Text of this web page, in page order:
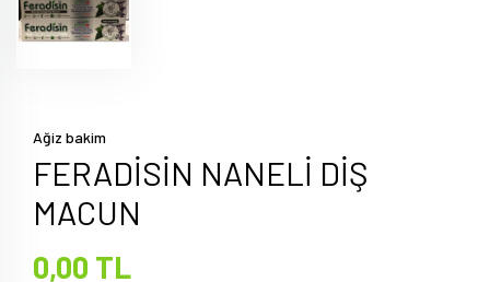
Ağiz bakim
FERADİSİN NANELİ DİŞ
MACUN
0,00 TL